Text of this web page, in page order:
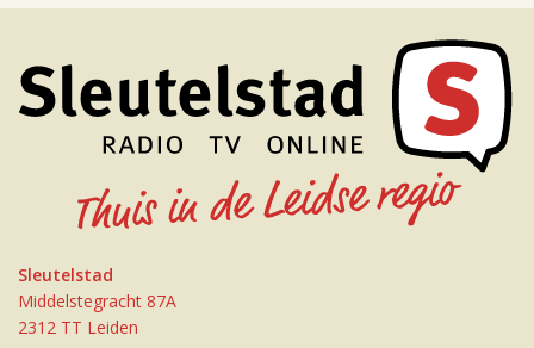
Sleutelstad
Middelstegracht 87A
2312 TT Leiden